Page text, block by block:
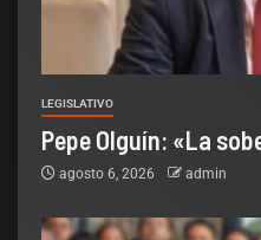
LEGISLATIVO
Pepe Olguín: «La
agosto 6, 2026 admin